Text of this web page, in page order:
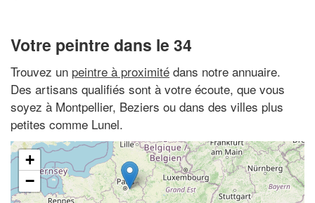
Votre peintre dans le 34
Trouvez un peintre à proximité dans notre annuaire.
Des artisans qualifiés sont à votre écoute, que vous
soyez à Montpellier, Beziers ou dans des villes plus
petites comme Lunel.
+
−